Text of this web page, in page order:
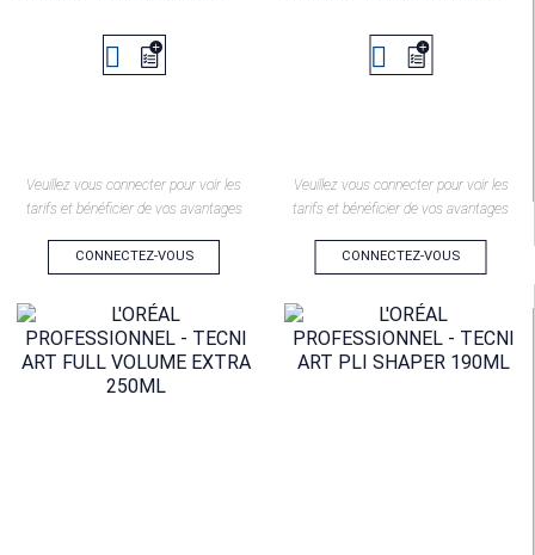

Veuillez vous connecter pour voir les
tarifs et bénéficier de vos avantages
CONNECTEZ-VOUS

Veuillez vous connecter pour voir les
tarifs et bénéficier de vos avantages
CONNECTEZ-VOUS